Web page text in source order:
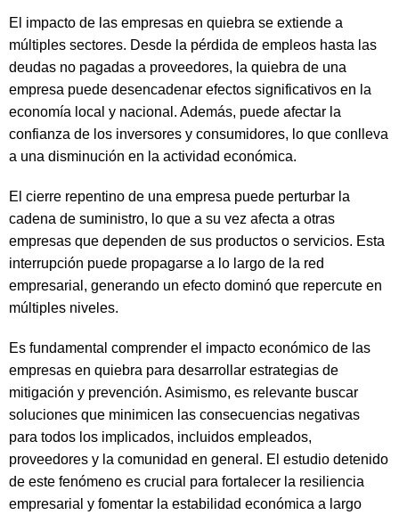
El impacto de las empresas en quiebra se extiende a
múltiples sectores. Desde la pérdida de empleos hasta las
deudas no pagadas a proveedores, la quiebra de una
empresa puede desencadenar efectos significativos en la
economía local y nacional. Además, puede afectar la
confianza de los inversores y consumidores, lo que conlleva
a una disminución en la actividad económica.
El cierre repentino de una empresa puede perturbar la
cadena de suministro, lo que a su vez afecta a otras
empresas que dependen de sus productos o servicios. Esta
interrupción puede propagarse a lo largo de la red
empresarial, generando un efecto dominó que repercute en
múltiples niveles.
Es fundamental comprender el impacto económico de las
empresas en quiebra para desarrollar estrategias de
mitigación y prevención. Asimismo, es relevante buscar
soluciones que minimicen las consecuencias negativas
para todos los implicados, incluidos empleados,
proveedores y la comunidad en general. El estudio detenido
de este fenómeno es crucial para fortalecer la resiliencia
empresarial y fomentar la estabilidad económica a largo